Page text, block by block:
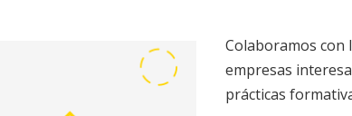
Colaboramos con
empresas
prácticas